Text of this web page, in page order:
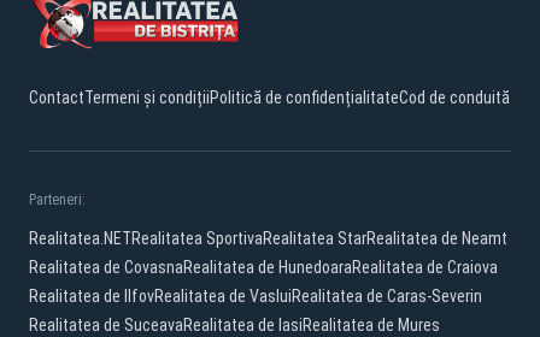
ContactTermeni și condițiiPolitică de confidențialitateCod de conduită
Parteneri:
Realitatea.NETRealitatea SportivaRealitatea StarRealitatea de Neamt
Realitatea de CovasnaRealitatea de HunedoaraRealitatea de Craiova
Realitatea de IlfovRealitatea de VasluiRealitatea de Caras-Severin
Realitatea de SuceavaRealitatea de IasiRealitatea de Mures